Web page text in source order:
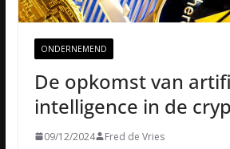
ONDERNEMEND
De opkomst van
intelligence in de
09/12/2024 Fred de Vries